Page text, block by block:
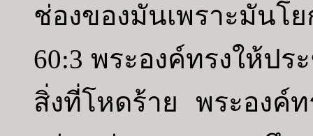
ช่องของมันเพราะมันโย
60:3 พระองค์ทรงให้ป
สิ่งที่โหดร้าย พระองค์